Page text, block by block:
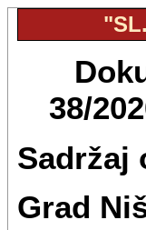
38/
Sadržaj
Grad